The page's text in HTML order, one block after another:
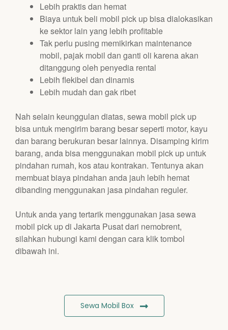
Lebih praktis dan hemat
Biaya untuk beli mobil pick up bisa dialokasikan
ke sektor lain yang lebih profitable
Tak perlu pusing memikirkan maintenance
mobil, pajak mobil dan ganti oli karena akan
ditanggung oleh penyedia rental
Lebih flekibel dan dinamis
Lebih mudah dan gak ribet
Nah selain keunggulan diatas, sewa mobil pick up
bisa untuk mengirim barang besar seperti motor, kayu
dan barang berukuran besar lainnya. Disamping kirim
barang, anda bisa menggunakan mobil pick up untuk
pindahan rumah, kos atau kontrakan. Tentunya akan
membuat biaya pindahan anda jauh lebih hemat
dibanding menggunakan jasa pindahan reguler.
Untuk anda yang tertarik menggunakan jasa sewa
mobil pick up di Jakarta Pusat dari nemobrent,
silahkan hubungi kami dengan cara klik tombol
dibawah ini.
Sewa Mobil Box